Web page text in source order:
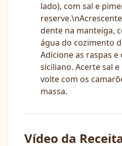
lado), com sal e
dente na manteiga,
água do cozimento
Adicione as raspas
siciliano. Acerte sal
volte com os
massa.
Vídeo da